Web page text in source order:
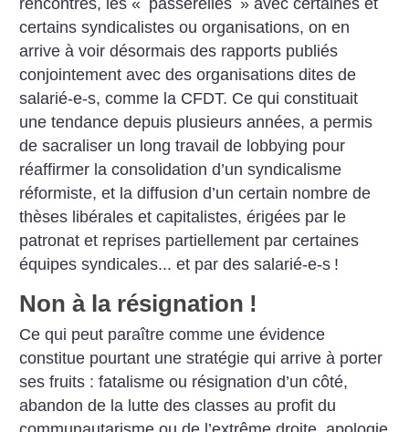
certains syndicalistes ou organisations, on en
arrive à voir désormais des rapports publiés
conjointement avec des organisations dites de
salarié-e-s, comme la CFDT. Ce qui constituait
une tendance depuis plusieurs années, a permis
de sacraliser un long travail de lobbying pour
réaffirmer la consolidation d’un syndicalisme
réformiste, et la diffusion d’un certain nombre de
thèses libérales et capitalistes, érigées par le
patronat et reprises partiellement par certaines
équipes syndicales... et par des salarié-e-s !
Non à la résignation !
Ce qui peut paraître comme une évidence
constitue pourtant une stratégie qui arrive à porter
ses fruits : fatalisme ou résignation d’un côté,
abandon de la lutte des classes au profit du